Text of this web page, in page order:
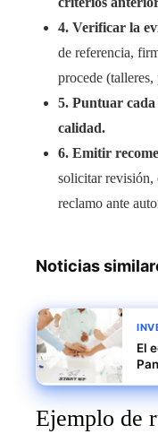
4. Verificar la
de referencia,
procede (talleres,
5. Puntuar
calidad.
6. Emitir
solicitar revisión,
reclamo ante
Noticias
El
Ejemplo de